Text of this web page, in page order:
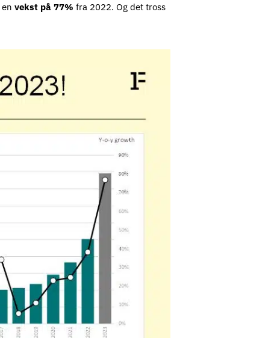
vekst på 77% fra 2022. Og det tross